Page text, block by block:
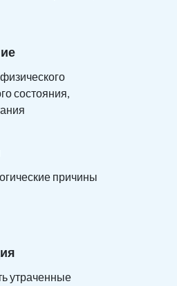
состояния,
причины
утраченные